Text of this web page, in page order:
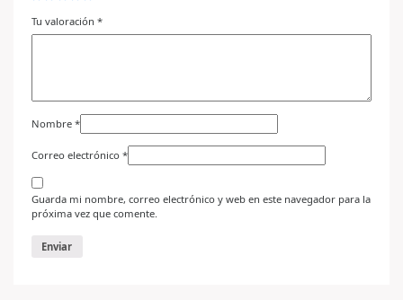
Tu valoración *
Nombre *
Correo electrónico *
Guarda mi nombre, correo electrónico y web en este navegador para la
próxima vez que comente.